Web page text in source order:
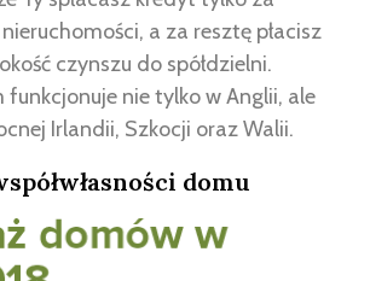
a za resztę płacisz
czynszu do spółdzielni.
funkcjonuje nie tylko w Anglii, ale
Irlandii, Szkocji oraz Walii.
domu